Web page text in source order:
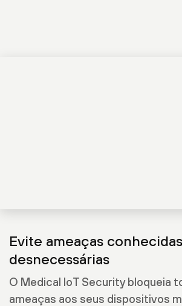
Evite ameaças
desnecessárias
O Medical IoT Security bloqueia
ameaças aos seus dispositivos